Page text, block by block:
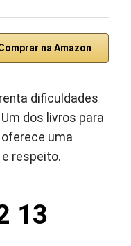
na Amazon
dificuldades
dos livros para
uma
respeito.
13